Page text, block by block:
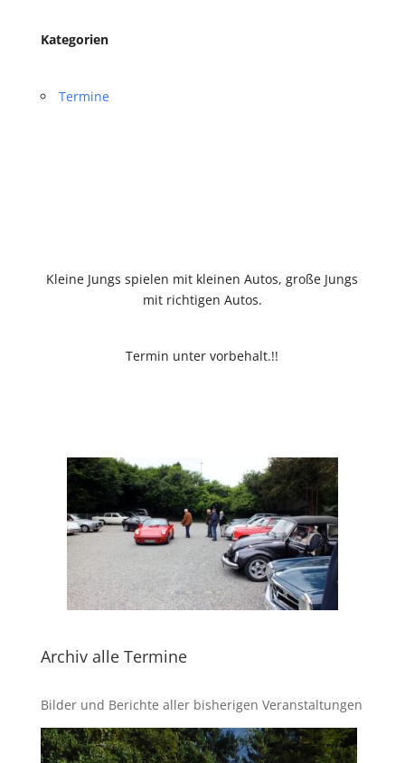
Kategorien
Termine
Kleine Jungs spielen mit kleinen Autos, große Jungs
mit richtigen Autos.
Termin unter vorbehalt.!!
Archiv alle Termine
Bilder und Berichte aller bisherigen Veranstaltungen